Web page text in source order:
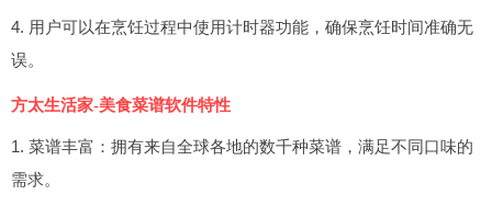
4. 用户可以在烹饪过程中使用计时器功能，确保烹饪时间准确无
误。
方太生活家-美食菜谱软件特性
1. 菜谱丰富：拥有来自全球各地的数千种菜谱，满足不同口味的
需求。